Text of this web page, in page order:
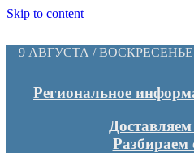
Skip to content
9 АВГУСТА / ВОСКРЕСЕНЬЕ
Региональное
Разбираем